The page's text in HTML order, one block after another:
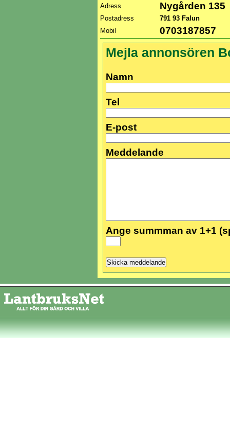
Adress
Nygården 135
Postadress
791 93 Falun
Mobil
0703187857
Mejla annonsören
Namn
Tel
E-post
Meddelande
Ange summman av 1+1